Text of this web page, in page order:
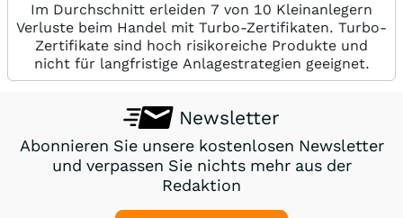
Im Durchschnitt erleiden 7 von 10 Kleinanlegern
Verluste beim Handel mit Turbo-Zertifikaten. Turbo-
Zertifikate sind hoch risikoreiche Produkte und
nicht für langfristige Anlagestrategien geeignet.
Newsletter
Abonnieren Sie unsere kostenlosen Newsletter
und verpassen Sie nichts mehr aus der
Redaktion